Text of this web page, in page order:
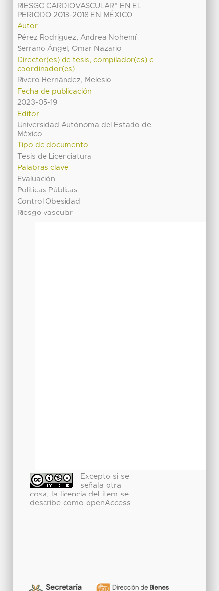
RIESGO CARDIOVASCULAR” EN EL
PERIODO 2013-2018 EN MÉXICO
Autor
Pérez Rodríguez, Andrea Nohemí
Serrano Ángel, Omar Nazario
Director(es) de tesis, compilador(es) o
coordinador(es)
Rivero Hernández, Melesio
Fecha de publicación
2023-05-19
Editor
Universidad Autónoma del Estado de
México
Tipo de documento
Tesis de Licenciatura
Palabras clave
Evaluación
Políticas Públicas
Control Obesidad
Riesgo vascular
Excepto si se
señala otra
cosa, la licencia del ítem se
describe como openAccess